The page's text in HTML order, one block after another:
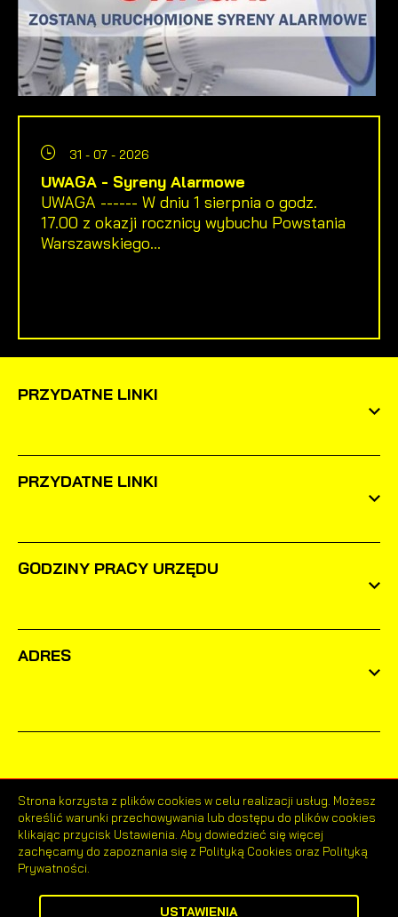
31 - 07 - 2026
UWAGA - Syreny Alarmowe
UWAGA ------ W dniu 1 sierpnia o godz.
17.00 z okazji rocznicy wybuchu Powstania
Warszawskiego...
PRZYDATNE LINKI
PRZYDATNE LINKI
GODZINY PRACY URZĘDU
ADRES
Odwiedzin: 1639140
Online: 59
Strona korzysta z plików cookies w celu realizacji usług. Możesz
określić warunki przechowywania lub dostępu do plików cookies
klikając przycisk Ustawienia. Aby dowiedzieć się więcej
zachęcamy do zapoznania się z Polityką Cookies oraz Polityką
Prywatności.
USTAWIENIA